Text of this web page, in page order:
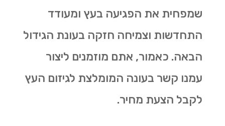
שמפחית את הפגיעה בעץ ומעודד
התחדשות וצמיחה חזקה בעונת הגידול
הבאה. כאמור, אתם מוזמנים ליצור
עמנו קשר בעונה המומלצת לגיזום העץ
לקבל הצעת מחיר.